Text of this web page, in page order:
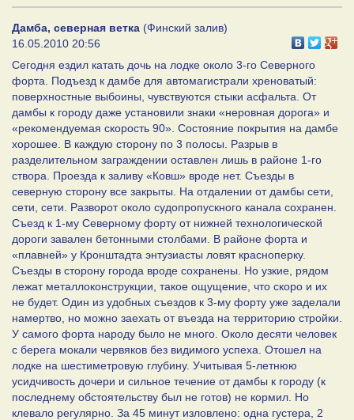
Дамба, северная ветка (Финский залив)
16.05.2010 20:56
Сегодня ездил катать дочь на лодке около 3-го Северного
форта. Подъезд к дамбе для автомагистрали хреноватый:
поверхностные выбоины, чувствуются стыки асфальта. От
дамбы к городу даже установили знаки «неровная дорога» и
«рекомендуемая скорость 90». Состояние покрытия на дамбе
хорошее. В каждую сторону по 3 полосы. Разрыв в
разделительном заграждении оставлен лишь в районе 1-го
створа. Проезда к заливу «Ковш» вроде нет. Съезды в
северную сторону все закрыты. На отдалении от дамбы сети,
сети, сети. Разворот около судопропускного канала сохранен.
Съезд к 1-му Северному форту от нижней технологической
дороги завален бетонными столбами. В районе форта и
«плавней» у Кронштадта энтузиасты ловят красноперку.
Съезды в сторону города вроде сохранены. Но узкие, рядом
лежат металлоконструкции, такое ощущение, что скоро и их
не будет. Один из удобных съездов к 3-му форту уже заделали
намертво, но можно заехать от въезда на территорию стройки.
У самого форта народу было не много. Около десяти человек
с берега мокали червяков без видимого успеха. Отошел на
лодке на шестиметровую глубину. Учитывая 5-летнюю
усидчивость дочери и сильное течение от дамбы к городу (к
последнему обстоятельству был не готов) не кормил. Но
клевало регулярно. За 45 минут изловлено: одна густера, 2